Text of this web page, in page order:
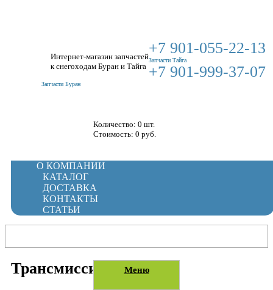
Интернет-магазин запчастей
к снегоходам Буран и Тайга
+7 901-055-22-13
Запчасти Тайга
+7 901-999-37-07
Запчасти Буран
Количество: 0 шт.
Стоимость: 0 руб.
О КОМПАНИИ
КАТАЛОГ
ДОСТАВКА
КОНТАКТЫ
СТАТЬИ
Меню
Трансмиссия